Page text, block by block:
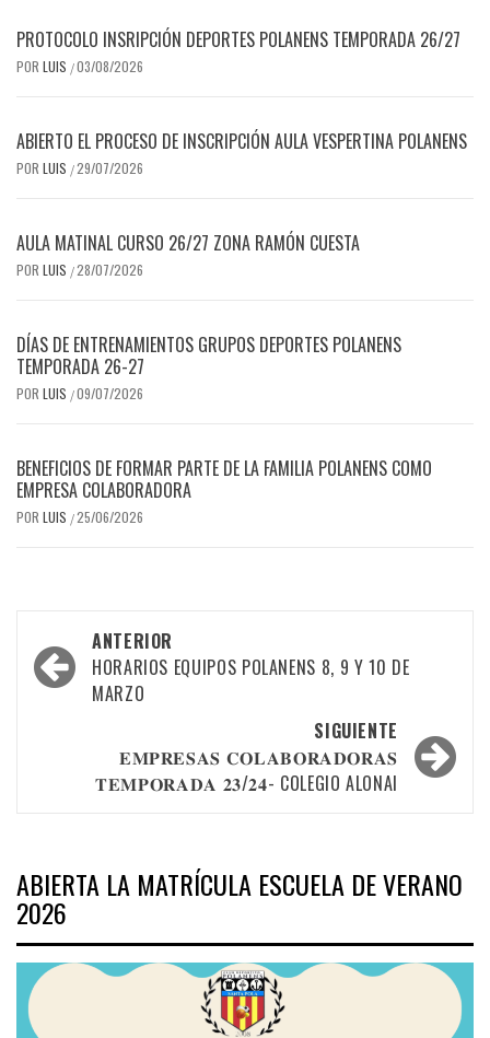
PROTOCOLO INSRIPCIÓN DEPORTES POLANENS TEMPORADA 26/27
POR LUIS /03/08/2026
ABIERTO EL PROCESO DE INSCRIPCIÓN AULA VESPERTINA POLANENS
POR LUIS /29/07/2026
AULA MATINAL CURSO 26/27 ZONA RAMÓN CUESTA
POR LUIS /28/07/2026
DÍAS DE ENTRENAMIENTOS GRUPOS DEPORTES POLANENS
TEMPORADA 26-27
POR LUIS /09/07/2026
BENEFICIOS DE FORMAR PARTE DE LA FAMILIA POLANENS COMO
EMPRESA COLABORADORA
POR LUIS /25/06/2026
Navegación
por
entradas
ANTERIOR
HORARIOS EQUIPOS POLANENS 8, 9 Y 10 DE
MARZO
SIGUIENTE
𝐄𝐌𝐏𝐑𝐄𝐒𝐀𝐒 𝐂𝐎𝐋𝐀𝐁𝐎𝐑𝐀𝐃𝐎𝐑𝐀𝐒
𝐓𝐄𝐌𝐏𝐎𝐑𝐀𝐃𝐀 𝟐𝟑/𝟐𝟒- COLEGIO ALONAI
ABIERTA LA MATRÍCULA ESCUELA DE VERANO
2026